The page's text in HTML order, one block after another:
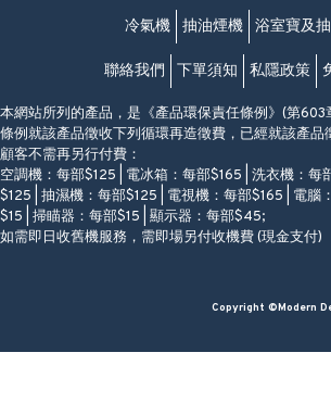
(黃竹坑地鐵站轉4M專線小巴)
冷氣機 抽油煙機 浴室寶及
聯絡我們 下單須知 私隱政策
本網站所列的產品，是《產品環保責任條例》(第
條例就該產品徵收下列循環再造徵費，已經就該產品
顧客不需再另行付費：
空調機：每部$125 | 電冰箱：每部$165 | 洗衣機：每
$125 | 抽濕機：每部$125 | 電視機：每部$165 | 電腦
$15 | 掃瞄器：每部$15 | 顯示器：每部$45;
如需即日收舊機服務，需即場另付收機費 (現金支付)
Copyright ©Modern